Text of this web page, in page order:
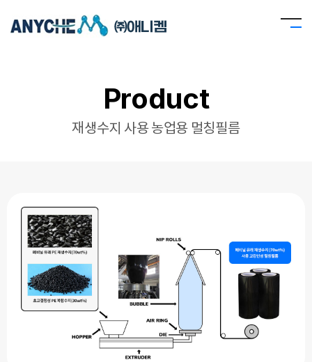
Product
재생수지 사용 농업용 멀칭필름